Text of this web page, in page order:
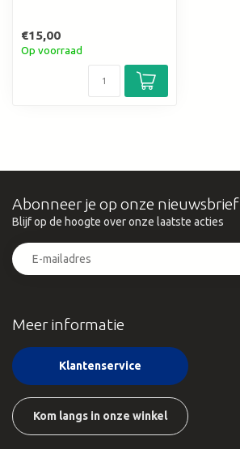
€15,00
Op voorraad
Meer informatie
Klantenservice
Kom langs in onze winkel
Abonneer je op onze nieuwsbrief
Blijf op de hoogte over onze laatste acties